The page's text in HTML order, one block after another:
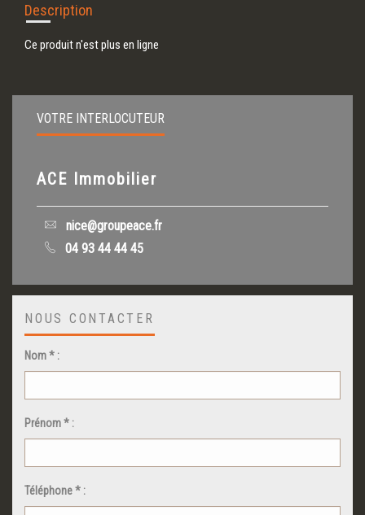
Description
Ce produit n'est plus en ligne
VOTRE INTERLOCUTEUR
ACE Immobilier
nice@groupeace.fr
04 93 44 44 45
NOUS CONTACTER
Nom * :
Prénom * :
Téléphone * :